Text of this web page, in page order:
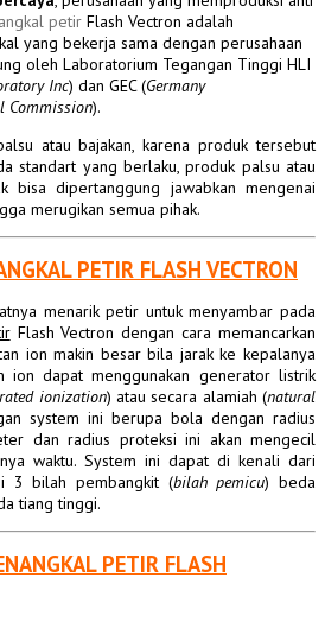
petir Flash Vectron adalah
yang bekerja sama dengan perusahaan
oleh Laboratorium Tegangan Tinggi HLI
Inc) dan GEC (Germany
Commission).
atau bajakan, karena produk tersebut
standart yang berlaku, produk palsu atau
bisa dipertanggung jawabkan mengenai
merugikan semua pihak.
PETIR FLASH VECTRON
menarik petir untuk menyambar pada
Flash Vectron dengan cara memancarkan
ion makin besar bila jarak ke kepalanya
ion dapat menggunakan generator listrik
ionization) atau secara alamiah (natural
system ini berupa bola dengan radius
dan radius proteksi ini akan mengecil
waktu. System ini dapat di kenali dari
3 bilah pembangkit (bilah pemicu) beda
tiang tinggi.
PETIR FLASH